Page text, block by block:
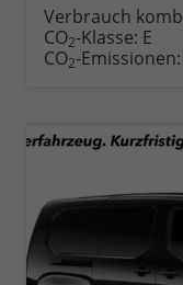
Verbrauch
CO2-Klasse: E
CO2-Emissionen: